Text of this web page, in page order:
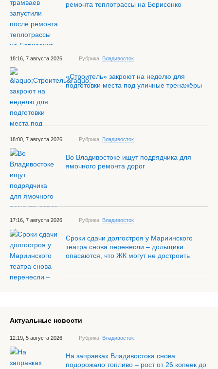
ремонта теплотрассы на Борисенко
18:16, 7 августа 2026 Рубрика: Владивосток
«Строитель» закроют на неделю для
подготовки места под уличные тренажёры
18:00, 7 августа 2026 Рубрика: Владивосток
Во Владивостоке ищут подрядчика для
ямочного ремонта дорог
17:16, 7 августа 2026 Рубрика: Владивосток
Сроки сдачи долгостроя у Мариинского
театра снова перенесли – дольщики
опасаются, что ЖК могут не достроить
Актуальные новости
12:19, 5 августа 2026 Рубрика: Владивосток
На заправках Владивостока снова
подорожало топливо – рост от 26 копеек до